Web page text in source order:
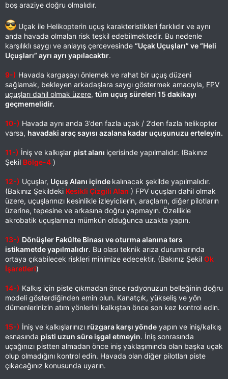
boş araziye doğru olmalıdır.
Uçak ile Helikopterin uçuş karakteristikleri farklıdır ve aynı
anda havada olmaları risk teşkil edebilmektedir. Bu nedenle
karşılıklı saygı ve anlayış çercevesinde “Uçak Uçuşları” ve “Heli
Uçuşları” ayrı ayrı yapılacaktır.
9-) Havada kargaşayı önlemek ve rahat bir uçuş düzeni
sağlamak, bekleyen arkadaşlara saygı göstermek amacıyla, FPV
uçuşları dahil olmak üzere, tüm uçuş süreleri 15 dakikayı
geçmemelidir.
10-) Havada aynı anda 3’den fazla uçak / 2’den fazla helikopter
varsa, havadaki araç sayısı azalana kadar uçuşunuzu erteleyin.
11-) İniş ve kalkışlar pist alanı içerisinde yapılmalıdır. (Bakınız
Şekil Bölge-4 )
12-) Uçuşlar, Uçuş Alanı içinde kalınacak şekilde yapılmalıdır.
(Bakınız Şekildeki Kesikli Çizgili Alan ) FPV uçuşları dahil olmak
üzere, uçuşlarınızı kesinlikle izleyicilerin, araçların, diğer pilotların
üzerine, tepesine ve arkasına doğru yapmayın. Özellikle
akrobatik uçuşlarınızı mümkün olduğunca uzakta yapın.
13-) Dönüşler Fakülte Binası ve oturma alanına ters
istikametde yapılmalıdır. Bu olası teknik arıza durumlarında
ortaya çıkabilecek riskleri minimize edecektir. (Bakınız Şekil Ok
İşaretleri)
14-) Kalkış için piste çıkmadan önce radyonuzun belleğinin doğru
modeli gösterdiğinden emin olun. Kanatçık, yükseliş ve yön
dümenlerinizin atım yönlerini kalkıştan önce son kez kontrol edin.
15-) İniş ve kalkışlarınızı rüzgara karşı yönde yapın ve iniş/kalkış
esnasında pisti uzun süre işgal etmeyin. İniş sonrasında
uçağınızı pistten almadan önce iniş yaklaşımında olan başka uçak
olup olmadığını kontrol edin. Havada olan diğer pilotları piste
çıkacağınız konusunda uyarın.